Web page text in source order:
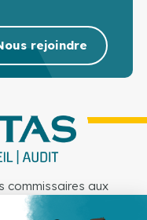
rejoindre
commissaires aux
et Douai